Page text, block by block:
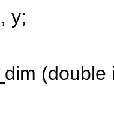
y;
(double